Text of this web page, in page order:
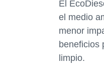
El
el medio
menor
beneficios
limpio.